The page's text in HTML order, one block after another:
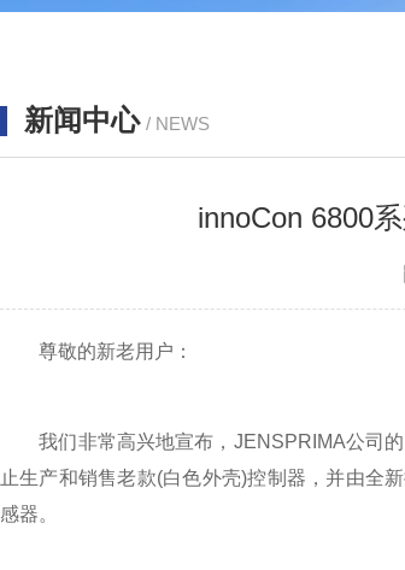
新闻中心 / NEWS
innoCon 6800
尊敬的新老用户：
我们非常高兴地宣布，JENSPRIMA公司的
止生产和销售老款(白色外壳)控制器，并由全
感器。